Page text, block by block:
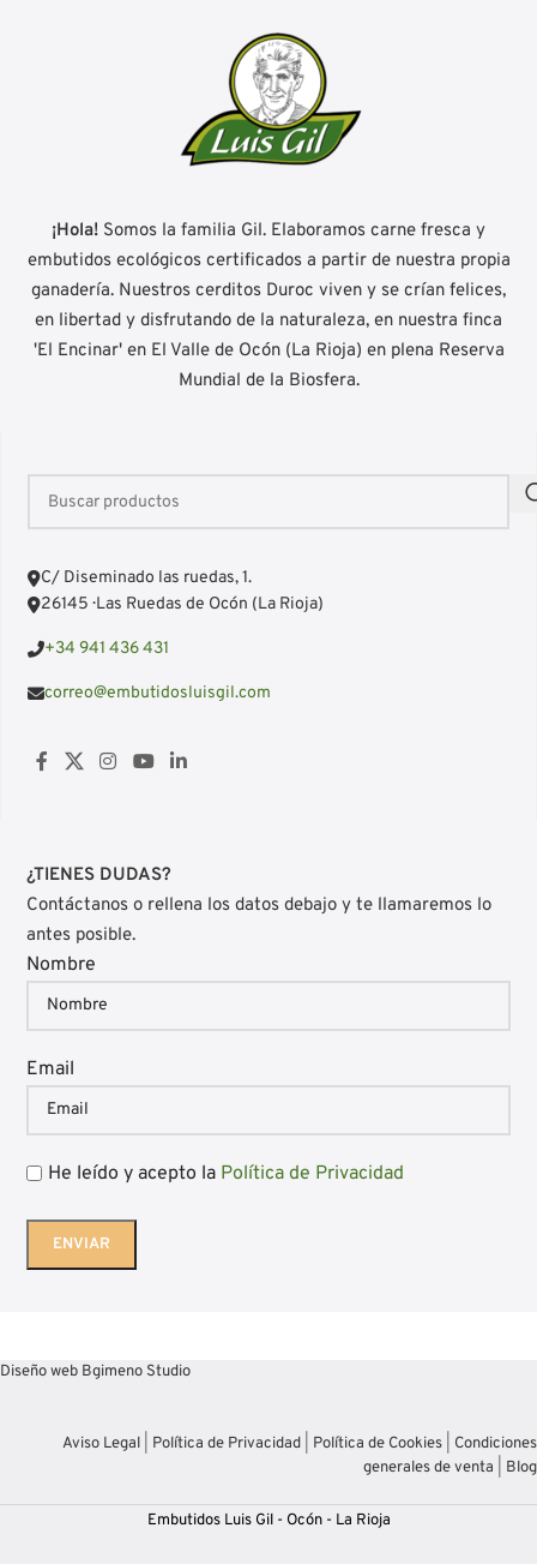
¡Hola! Somos la familia Gil. Elaboramos carne fresca y
embutidos ecológicos certificados a partir de nuestra propia
ganadería. Nuestros cerditos Duroc viven y se crían felices,
en libertad y disfrutando de la naturaleza, en nuestra finca
'El Encinar' en El Valle de Ocón (La Rioja) en plena Reserva
Mundial de la Biosfera.
C/ Diseminado las ruedas, 1.
26145 · Las Ruedas de Ocón (La Rioja)
+34 941 436 431
correo@embutidosluisgil.com
¿TIENES DUDAS?
Contáctanos o rellena los datos debajo y te llamaremos lo
antes posible.
Nombre
Email
He leído y acepto la Política de Privacidad
Diseño web Bgimeno Studio
Aviso Legal Política de Privacidad Política de Cookies
Condiciones
generales de venta
Blog
Embutidos Luis Gil - Ocón - La Rioja